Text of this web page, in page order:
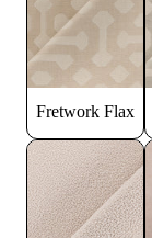
Fretwork Flax